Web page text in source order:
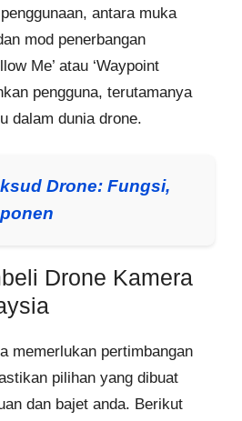
antara muka
mod penerbangan
Me’ atau ‘Waypoint
pengguna, terutamanya
dalam dunia drone.
Drone: Fungsi,
Drone Kamera
memerlukan pertimbangan
pilihan yang dibuat
dan bajet anda. Berikut